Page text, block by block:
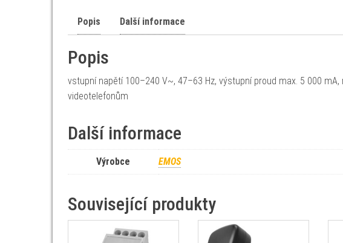
Popis Další informace
Popis
vstupní napětí 100–240 V~, 47–63 Hz, výstupní proud max. 5 000
videotelefonům
Další informace
Výrobce EMOS
Související produkty